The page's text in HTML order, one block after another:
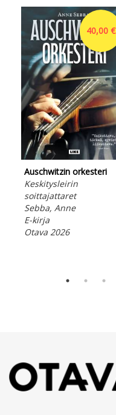
40,00 €
Auschwitzin orkesteri
Keskitysleirin
soittajattaret
Sebba, Anne
E-kirja
Otava 2026